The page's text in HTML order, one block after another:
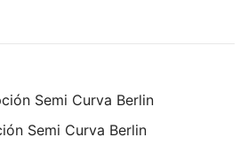
Semi Curva Berlin